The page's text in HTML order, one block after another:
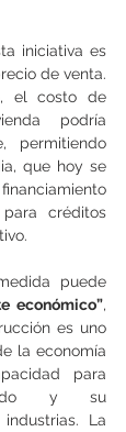
iniciativa es
de venta.
el costo de
podría
permitiendo
que hoy se
créditos
puede
económico”,
es uno
la economía
para
y su
La